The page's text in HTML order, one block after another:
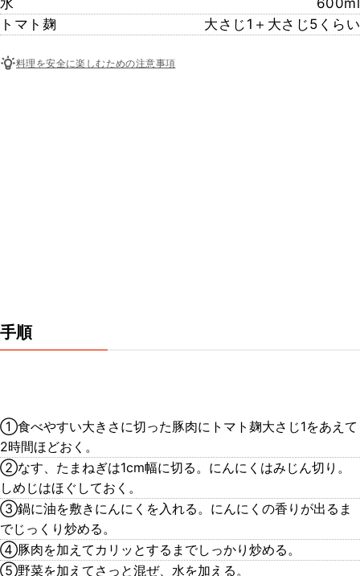
水
600ml
トマト麹
大さじ1＋大さじ5くらい
料理を安全に楽しむための注意事項
手順
①食べやすい大きさに切った豚肉にトマト麹大さじ1をあえて
2時間ほどおく。
②なす、たまねぎは1cm幅に切る。にんにくはみじん切り。
しめじはほぐしておく。
③鍋に油を敷きにんにくを入れる。にんにくの香りが出るま
でじっくり炒める。
④豚肉を加えてカリッとするまでしっかり炒める。
⑤野菜を加えてさっと混ぜ、水を加える。